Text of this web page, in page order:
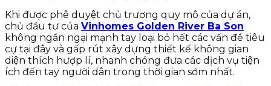
Khi được phê duyệt chủ trương quy mô của dự án,
chủ đầu tư của Vinhomes Golden River Ba Son
không ngần ngại mạnh tay loại bỏ hết các vấn đề tiêu
cự tại đây và gấp rút xây dựng thiết kế không gian
diện thích hượp lí, nhanh chóng đưa các dịch vụ tiện
ích đến tay người dân trong thời gian sớm nhất.